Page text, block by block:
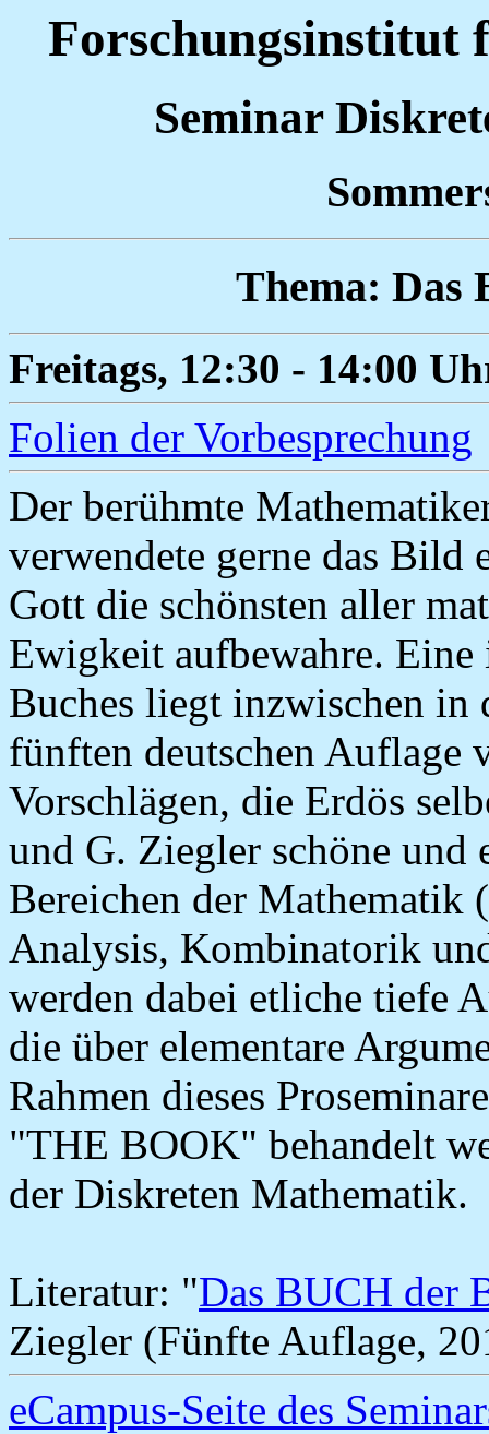
Forschungsinstitut
Seminar
Thema: Das
Freitags, 12:30 - 14:00
Folien der Vorbesprechung
Der berühmte
verwendete gerne das Bild
Gott die schönsten aller
Ewigkeit aufbewahre.
Buches liegt inzwischen in
fünften deutschen Auflage
Vorschlägen, die Erdös
und G. Ziegler schöne und
Bereichen der Mathematik
Analysis, Kombinatorik
werden dabei etliche tiefe
die über elementare
Rahmen dieses
"THE BOOK" behandelt
der Diskreten Mathematik.
Literatur: "Das BUCH der
Ziegler (Fünfte Auflage,
eCampus-Seite des